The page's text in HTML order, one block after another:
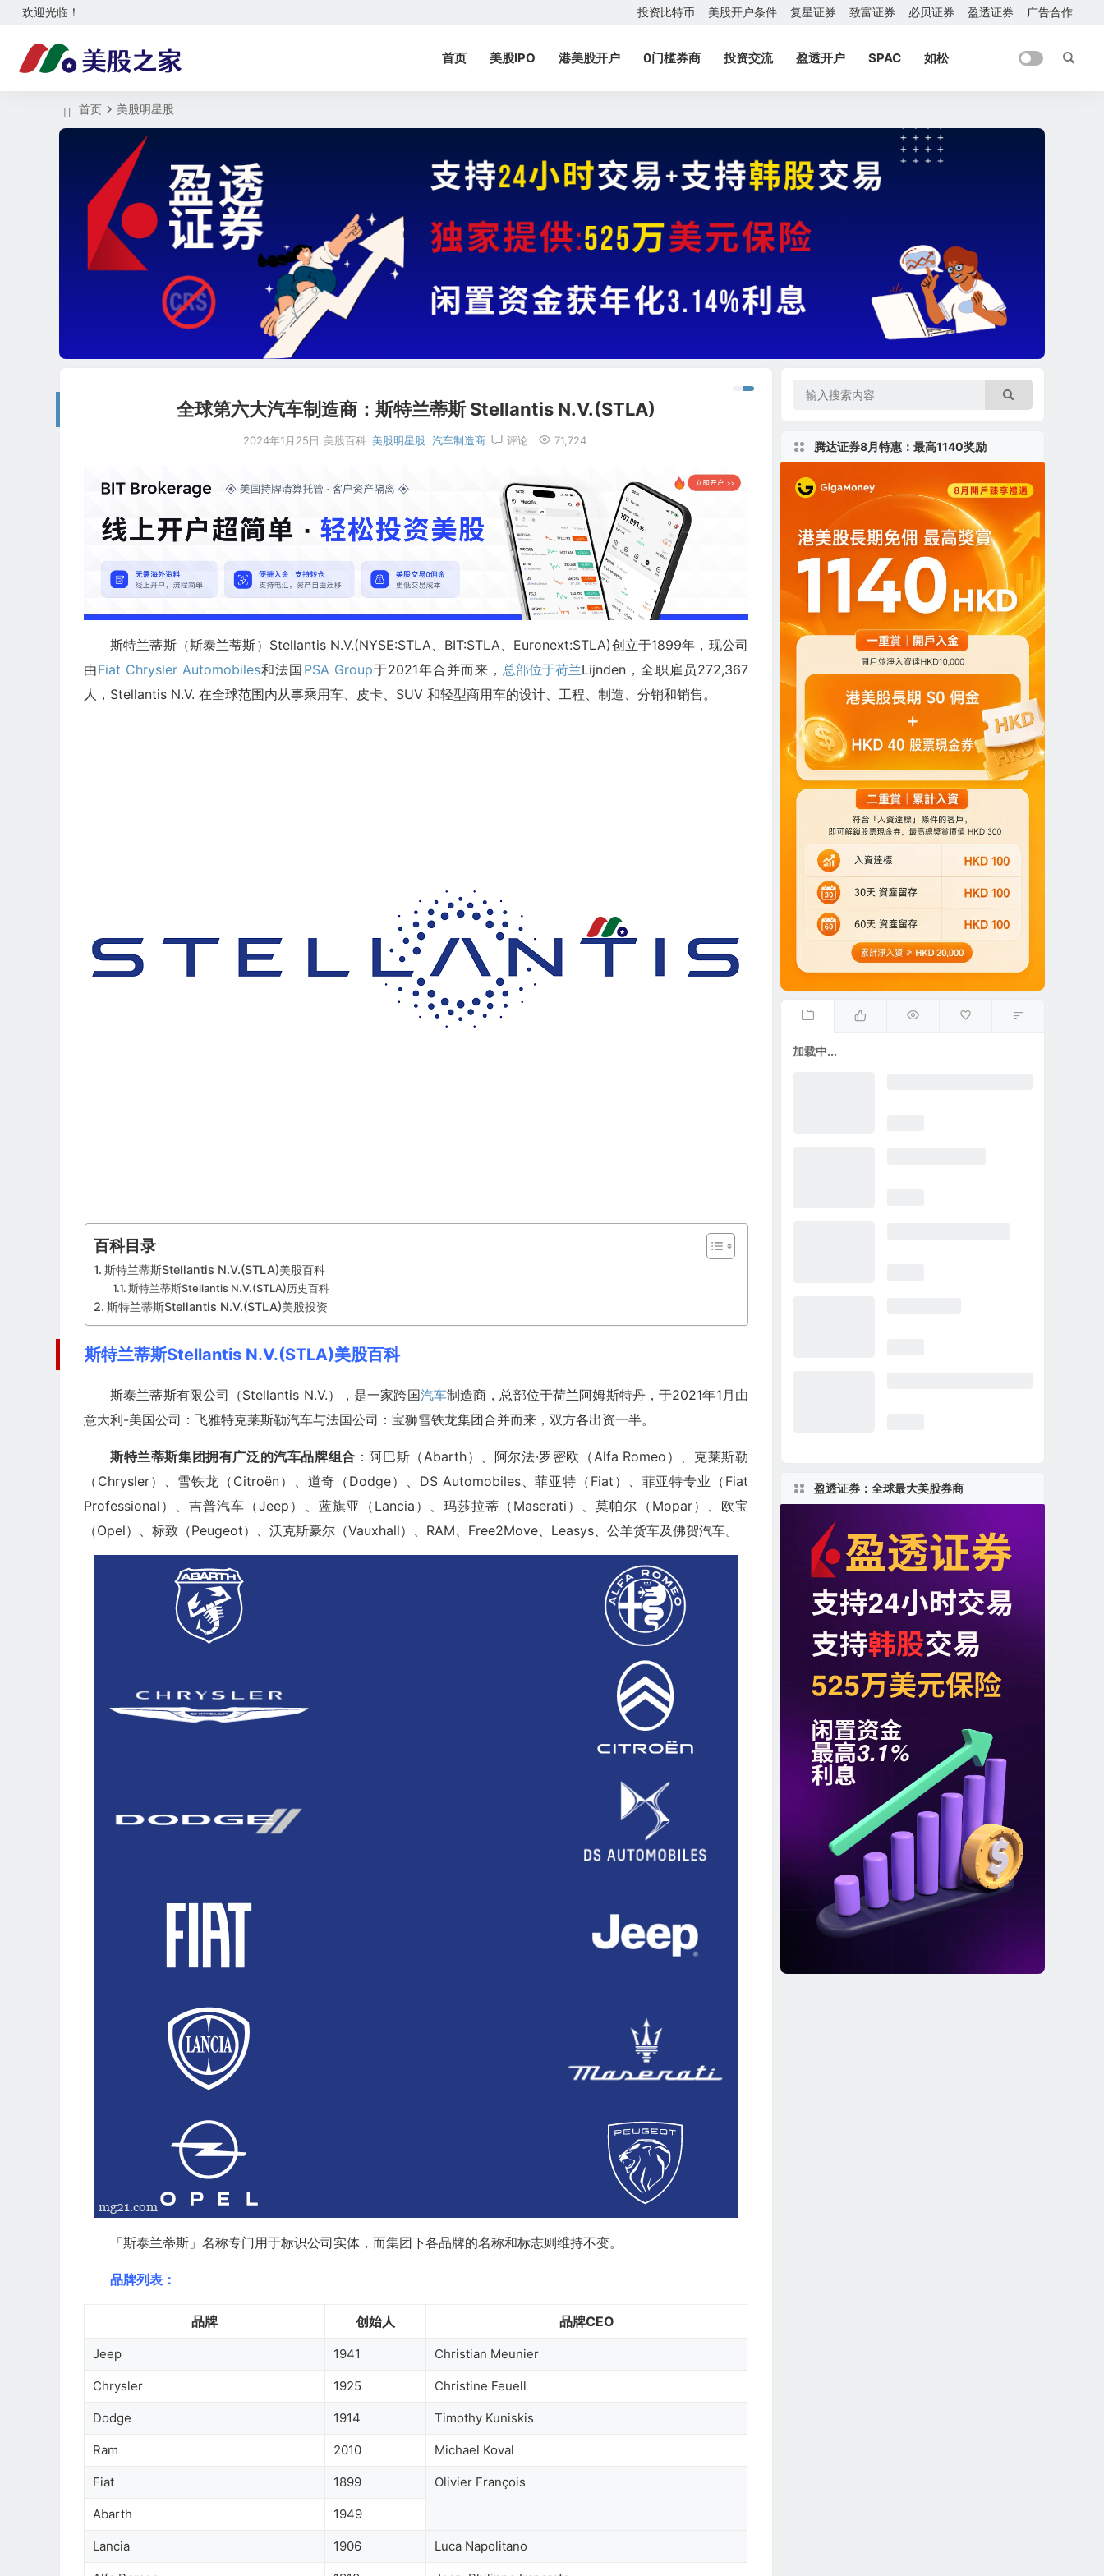
欢迎光临！ 投资比特币 美股开户条件 复星证券 致富证券 必贝证券 盈透证券 广告合作
首页 美股IPO 港美股开户 0门槛券商 投资交流 盈透开户 SPAC 如松
首页 美股明星股
全球第六大汽车制造商：斯特兰蒂斯 Stellantis N.V.(STLA)
2024年1月25日 美股百科 美股明星股 汽车制造商 评论 71,724
斯特兰蒂斯（斯泰兰蒂斯）Stellantis N.V.(NYSE:STLA、BIT:STLA、Euronext:STLA)创立于1899年，现公司
由Fiat Chrysler Automobiles和法国 PSA Group于2021年合并而来， 总部位于荷兰Lijnden，全职雇员272,367
人，Stellantis N.V. 在全球范围内从事乘用车、皮卡、SUV 和轻型商用车的设计、工程、制造、分销和销售。
百科目录
斯特兰蒂斯Stellantis N.V.(STLA)美股百科
斯特兰蒂斯Stellantis N.V.(STLA)历史百科
斯特兰蒂斯Stellantis N.V.(STLA)美股投资
斯特兰蒂斯Stellantis N.V.(STLA)美股百科
斯泰兰蒂斯有限公司（Stellantis N.V.），是一家跨国汽车制造商，总部位于荷兰阿姆斯特丹，于2021年1月由
意大利-美国公司：飞雅特克莱斯勒汽车与法国公司：宝狮雪铁龙集团合并而来，双方各出资一半。
斯特兰蒂斯集团拥有广泛的汽车品牌组合 ：阿巴斯（Abarth）、阿尔法·罗密欧（Alfa Romeo）、克莱斯勒
（Chrysler）、雪铁龙（Citroën）、道奇（Dodge）、DS Automobiles、菲亚特（Fiat）、菲亚特专业（Fiat
Professional）、吉普汽车（Jeep）、蓝旗亚（Lancia）、玛莎拉蒂（Maserati）、莫帕尔（Mopar）、欧宝
（Opel）、标致（Peugeot）、沃克斯豪尔（Vauxhall）、RAM、Free2Move、Leasys、公羊货车及佛贺汽车。
「斯泰兰蒂斯」名称专门用于标识公司实体，而集团下各品牌的名称和标志则维持不变。
品牌列表：
品牌 创始人 品牌CEO
Jeep 1941 Christian Meunier
Chrysler 1925 Christine Feuell
Dodge 1914 Timothy Kuniskis
Ram 2010 Michael Koval
Fiat 1899 Olivier François
Abarth 1949
Lancia 1906 Luca Napolitano
腾达证券8月特惠：最高1140奖励
加载中...
盈透证券：全球最大美股券商